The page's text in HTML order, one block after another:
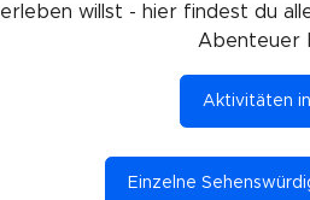
erleben willst - hier findest du
Abenteuer
Aktivitäten
Einzelne